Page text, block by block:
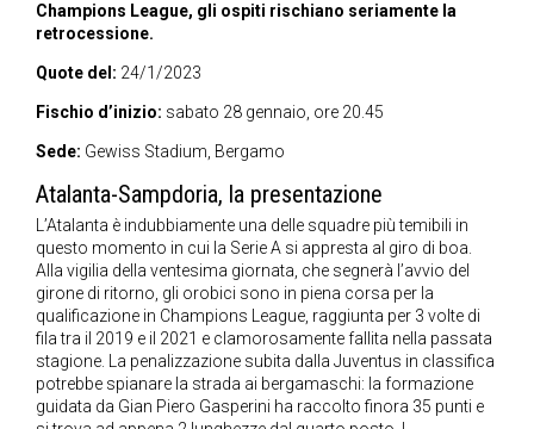
Champions League, gli ospiti rischiano seriamente la
retrocessione.
Quote del: 24/1/2023
Fischio d’inizio: sabato 28 gennaio, ore 20.45
Sede: Gewiss Stadium, Bergamo
Atalanta-Sampdoria, la presentazione
L’Atalanta è indubbiamente una delle squadre più temibili in
questo momento in cui la Serie A si appresta al giro di boa.
Alla vigilia della ventesima giornata, che segnerà l’avvio del
girone di ritorno, gli orobici sono in piena corsa per la
qualificazione in Champions League, raggiunta per 3 volte di
fila tra il 2019 e il 2021 e clamorosamente fallita nella passata
stagione. La penalizzazione subita dalla Juventus in classifica
potrebbe spianare la strada ai bergamaschi: la formazione
guidata da Gian Piero Gasperini ha raccolto finora 35 punti e